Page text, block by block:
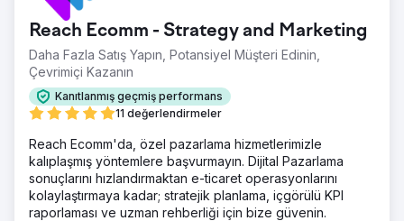
Çözüm
İlk on iki ayda 0'dan 6 haneli gelirlere ulaşan başarı
hikayesini izleyin. https://youtu.be/k5GKvKwVwwE?
si=w1YglFm2bW-xVHnP
Sonuç
"Birkaç yıl önce psikoterapi özel muayenehanemi
açtığımda web sitemi kurması için Bruno'yu işe aldım. O
zamanlar sadece birkaç müşterim vardı ve ilk önce
paradan tasarruf etmek için bir nezaretçi işe almaya
çalıştım. Tam bir felaketti, adam yaptığım özel istekleri
anlayamıyordu ve e-postalara sadece gecenin bir vakti
cevap verebiliyordu. Dersimi aldım ve Bruno'yu işe aldım.
Reach Ecomm - Strategy and Marketing
Daha Fazla Satış Yapın, Potansiyel Müşteri Edinin,
Çevrimiçi Kazanın
Kanıtlanmış geçmiş performans
11 değerlendirmeler
Reach Ecomm'da, özel pazarlama hizmetlerimizle
kalıplaşmış yöntemlere başvurmayın. Dijital Pazarlama
sonuçlarını hızlandırmaktan e-ticaret operasyonlarını
kolaylaştırmaya kadar; stratejik planlama, içgörülü KPI
raporlaması ve uzman rehberliği için bize güvenin.